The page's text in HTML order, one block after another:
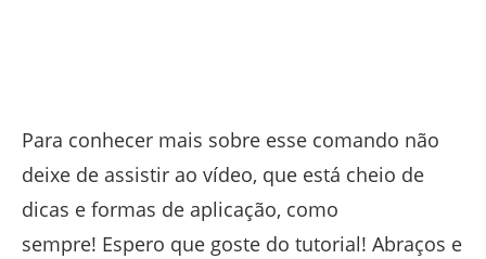
Para conhecer mais sobre esse comando não
deixe de assistir ao vídeo, que está cheio de
dicas e formas de aplicação, como
sempre! Espero que goste do tutorial! Abraços e